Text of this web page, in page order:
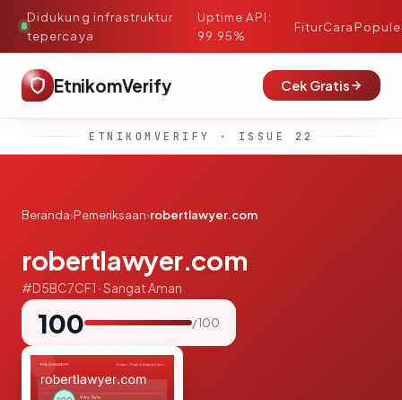
Didukung infrastruktur
tepercaya
·
Uptime API:
99.95%
FiturCara
EtnikomVerify Cek Gratis
ETNIKOMVERIFY · ISSUE 22
Beranda›Pemeriksaan›robertlawyer.com
robertlawyer.com
#D5BC7CF1 · Sangat Aman
100 / 100